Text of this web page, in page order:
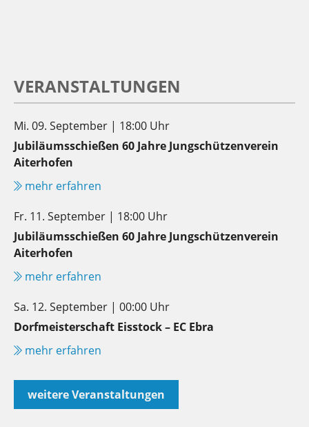
VERANSTALTUNGEN
Mi. 09. September | 18:00 Uhr
Jubiläumsschießen 60 Jahre Jungschützenverein
Aiterhofen
mehr erfahren
Fr. 11. September | 18:00 Uhr
Jubiläumsschießen 60 Jahre Jungschützenverein
Aiterhofen
mehr erfahren
Sa. 12. September | 00:00 Uhr
Dorfmeisterschaft Eisstock – EC Ebra
mehr erfahren
weitere Veranstaltungen